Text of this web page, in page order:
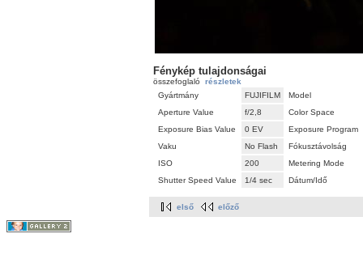
Fénykép tulajdonságai
összefoglaló részletek
Gyártmány
FUJIFILM
Model
Aperture Value
f/2,8
Color Space
Exposure Bias Value
0 EV
Exposure Program
Vaku
No Flash
Fókusztávolság
ISO
200
Metering Mode
Shutter Speed Value
1/4 sec Dátum/Idő
első előző